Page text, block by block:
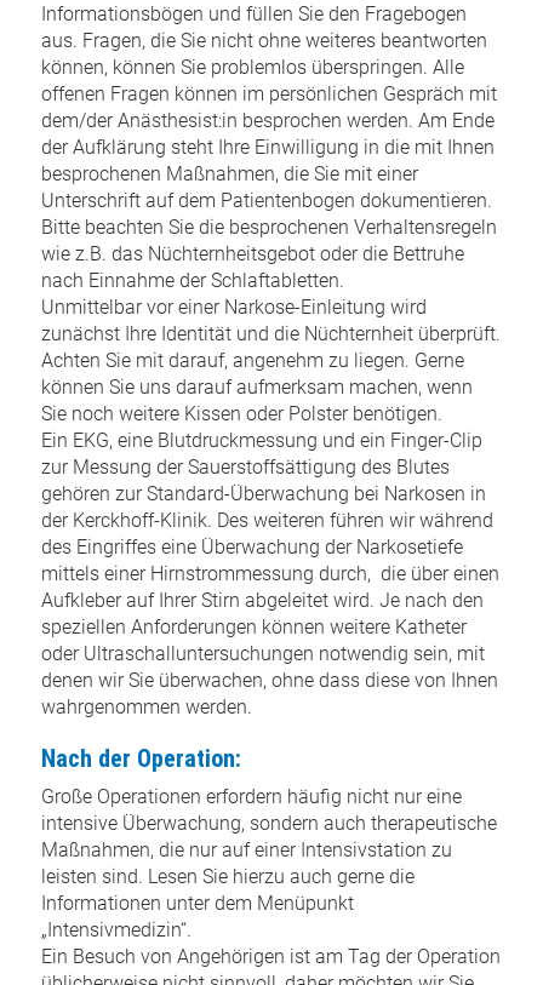
Informationsbögen und füllen Sie den Fragebogen
aus. Fragen, die Sie nicht ohne weiteres beantworten
können, können Sie problemlos überspringen. Alle
offenen Fragen können im persönlichen Gespräch mit
dem/der Anästhesist:in besprochen werden. Am Ende
der Aufklärung steht Ihre Einwilligung in die mit Ihnen
besprochenen Maßnahmen, die Sie mit einer
Unterschrift auf dem Patientenbogen dokumentieren.
Bitte beachten Sie die besprochenen Verhaltensregeln
wie z.B. das Nüchternheitsgebot oder die Bettruhe
nach Einnahme der Schlaftabletten.
Unmittelbar vor einer Narkose-Einleitung wird
zunächst Ihre Identität und die Nüchternheit überprüft.
Achten Sie mit darauf, angenehm zu liegen. Gerne
können Sie uns darauf aufmerksam machen, wenn
Sie noch weitere Kissen oder Polster benötigen.
Ein EKG, eine Blutdruckmessung und ein Finger-Clip
zur Messung der Sauerstoffsättigung des Blutes
gehören zur Standard-Überwachung bei Narkosen in
der Kerckhoff-Klinik. Des weiteren führen wir während
des Eingriffes eine Überwachung der Narkosetiefe
mittels einer Hirnstrommessung durch, die über einen
Aufkleber auf Ihrer Stirn abgeleitet wird. Je nach den
speziellen Anforderungen können weitere Katheter
oder Ultraschalluntersuchungen notwendig sein, mit
denen wir Sie überwachen, ohne dass diese von Ihnen
wahrgenommen werden.
Nach der Operation:
Große Operationen erfordern häufig nicht nur eine
intensive Überwachung, sondern auch therapeutische
Maßnahmen, die nur auf einer Intensivstation zu
leisten sind. Lesen Sie hierzu auch gerne die
Informationen unter dem Menüpunkt
„Intensivmedizin“.
Ein Besuch von Angehörigen ist am Tag der Operation